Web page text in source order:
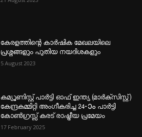
കേരളത്തിന്റെ കാർഷിക മേഖലയിലെ
പ്രശ്നങ്ങളും പുതിയ നയദിശകളും
5 August 2023
കമ്യൂണിസ്റ്റ് പാർട്ടി ഓഫ് ഇന്ത്യ (മാർക്സിസ്റ്റ്)
കേന്ദ്രകമ്മിറ്റി അംഗീകരിച്ച 24‐ാം പാർട്ടി
കോൺഗ്രസ്സ് കരട് രാഷ്ട്രീയ പ്രമേയം
17 February 2025